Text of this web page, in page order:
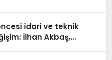
idari ve teknik
İlhan Akbaş,